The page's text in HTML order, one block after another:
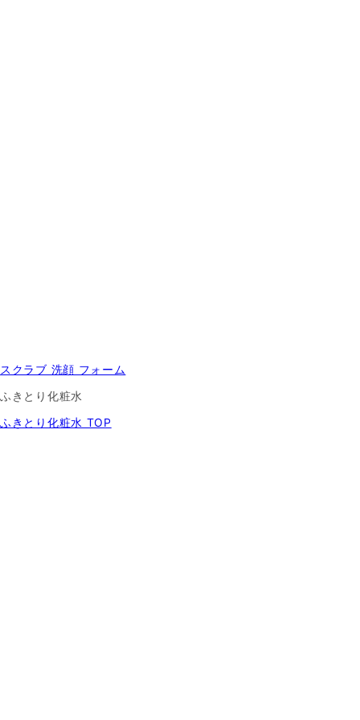
スクラブ 洗顔 フォーム
ふきとり化粧水
ふきとり化粧水 TOP